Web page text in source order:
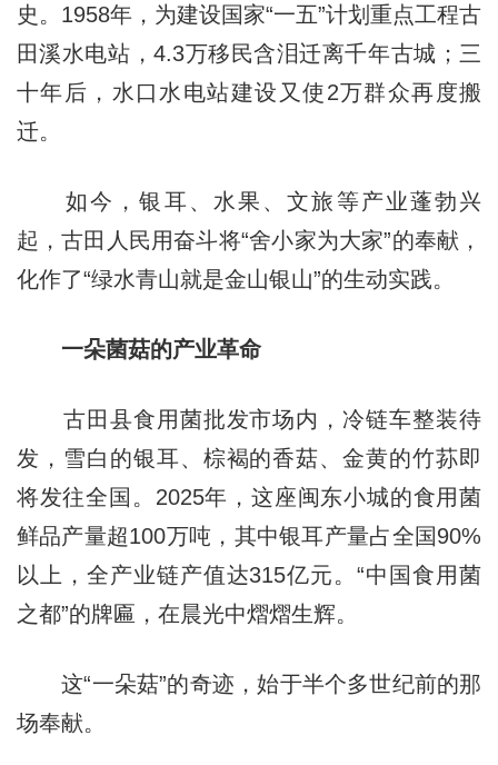
史。1958年，为建设国家“一五”计划重点工程古
田溪水电站，4.3万移民含泪迁离千年古城；三
十年后，水口水电站建设又使2万群众再度搬
迁。
如今，银耳、水果、文旅等产业蓬勃兴
起，古田人民用奋斗将“舍小家为大家”的奉献，
化作了“绿水青山就是金山银山”的生动实践。
一朵菌菇的产业革命
古田县食用菌批发市场内，冷链车整装待
发，雪白的银耳、棕褐的香菇、金黄的竹荪即
将发往全国。2025年，这座闽东小城的食用菌
鲜品产量超100万吨，其中银耳产量占全国90%
以上，全产业链产值达315亿元。“中国食用菌
之都”的牌匾，在晨光中熠熠生辉。
这“一朵菇”的奇迹，始于半个多世纪前的那
场奉献。